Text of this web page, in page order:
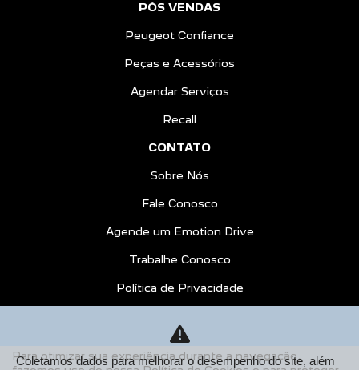
PÓS VENDAS
Peugeot Confiance
Peças e Acessórios
Agendar Serviços
Recall
CONTATO
Sobre Nós
Fale Conosco
Agende um Emotion Drive
Trabalhe Conosco
Política de Privacidade
AGENDE UM TEST DRIVE
Para otimizar sua experiência durante a navegação,
Coletamos dados para melhorar o desempenho do site, além